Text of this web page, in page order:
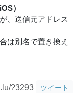
）
、送信元アドレス
は別名で置き換え
?3293 ツイート